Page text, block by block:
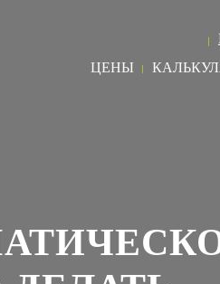
ЦЕНЫ